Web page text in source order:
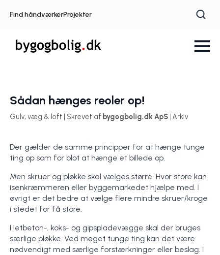
Find håndværkerProjekter
Sådan hænges reoler op!
Gulv, væg & loft | Skrevet af bygogbolig.dk ApS | Arkiv
Der gælder de samme principper for at hænge tunge
ting op som for blot at hænge et billede op.
Men skruer og pløkke skal vælges større. Hvor store kan
isenkræmmeren eller byggemarkedet hjælpe med. I
øvrigt er det bedre at vælge flere mindre skruer/kroge
i stedet for få store.
I letbeton-, koks- og gipspladevægge skal der bruges
særlige pløkke. Ved meget tunge ting kan det være
nødvendigt med særlige forstærkninger eller beslag. I